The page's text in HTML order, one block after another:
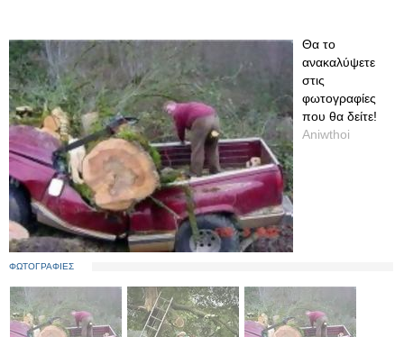
Θα το
ανακαλύψετε
στις
φωτογραφίες
που θα δείτε!
Aniwthoi
ΦΩΤΟΓΡΑΦΙΕΣ